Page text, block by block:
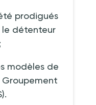
prodigués
le détenteur
;
modèles de